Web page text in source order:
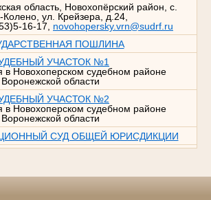
область, Новохопёрский район, с.
Колено, ул. Крейзера, д.24,
16-17, novohopersky.vrn@sudrf.ru
ПОШЛИНА
УЧАСТОК №1
в Новохоперском судебном районе
Воронежской области
УЧАСТОК №2
в Новохоперском судебном районе
Воронежской области
СУД ОБЩЕЙ ЮРИСДИКЦИИ